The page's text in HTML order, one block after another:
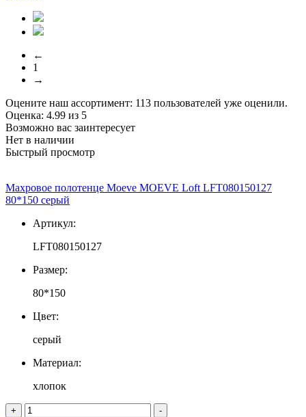
←
1
→
Оцените наш ассортимент: 113 пользователей уже оценили.
Оценка: 4.99 из 5
Возможно вас заинтересует
Нет в наличии
Быстрый просмотр
Махровое полотенце Moeve MOEVE Loft LFT080150127
80*150 серый
Артикул:
LFT080150127
Размер:
80*150
Цвет:
серый
Материал:
хлопок
+ -